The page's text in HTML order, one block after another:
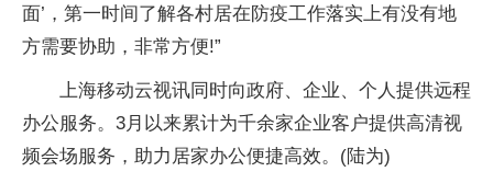
面’，第一时间了解各村居在防疫工作落实上有没有地
方需要协助，非常方便!”
上海移动云视讯同时向政府、企业、个人提供远程
办公服务。3月以来累计为千余家企业客户提供高清视
频会场服务，助力居家办公便捷高效。(陆为)